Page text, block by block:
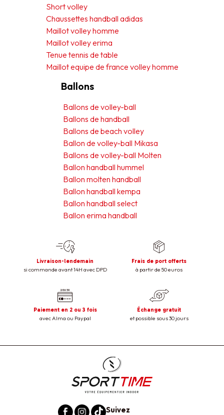
Short volley
Chaussettes handball adidas
Maillot volley homme
Maillot volley erima
Tenue tennis de table
Maillot equipe de france volley homme
Ballons
Ballons de volley-ball
Ballons de handball
Ballons de beach volley
Ballon de volley-ball Mikasa
Ballons de volley-ball Molten
Ballon handball hummel
Ballon molten handball
Ballon handball kempa
Ballon handball select
Ballon erima handball
Livraison-lendemain
si commande avant 14H avec DPD
Frais de port offerts
à partir de 50 euros
Paiement en 2 ou 3 fois
avec Alma ou Paypal
Échange gratuit
et possible sous 30 jours
Suivez